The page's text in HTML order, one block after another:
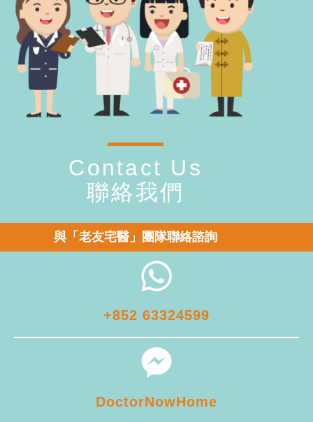
Contact Us
聯絡我們
與「老友宅醫」團隊聯絡諮詢
+852 63324599
DoctorNowHome